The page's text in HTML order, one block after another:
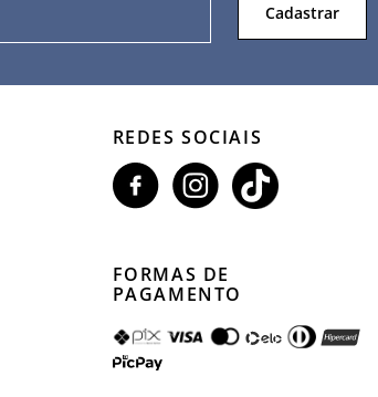
Cadastrar
REDES SOCIAIS
FORMAS DE
PAGAMENTO